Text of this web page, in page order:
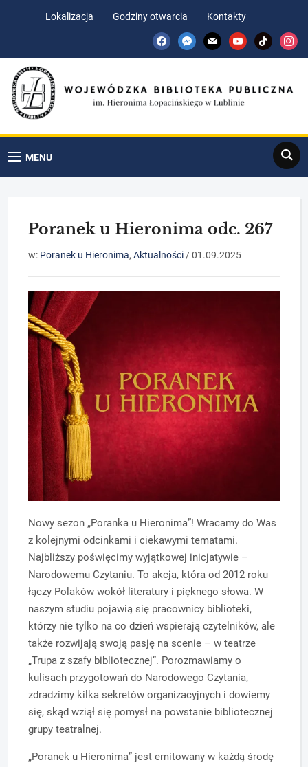
Lokalizacja Godziny otwarcia
Kontakty
facebookmessenger
mail youtubetiktok
MENU
Search
Poranek u Hieronima odc. 267
w: Poranek u Hieronima,Aktualności /01.09.2025
Nowy sezon „Poranka u Hieronima”! Wracamy do Was
z kolejnymi odcinkami i ciekawymi tematami.
Najbliższy poświęcimy wyjątkowej inicjatywie –
Narodowemu Czytaniu. To akcja, która od 2012 roku
łączy Polaków wokół literatury i pięknego słowa. W
naszym studiu pojawią się pracownicy biblioteki,
którzy nie tylko na co dzień wspierają czytelników, ale
także rozwijają swoją pasję na scenie – w teatrze
„Trupa z szafy bibliotecznej”. Porozmawiamy o
kulisach przygotowań do Narodowego Czytania,
zdradzimy kilka sekretów organizacyjnych i dowiemy
się, skąd wziął się pomysł na powstanie bibliotecznej
grupy teatralnej.
„Poranek u Hieronima” jest emitowany w każdą środę